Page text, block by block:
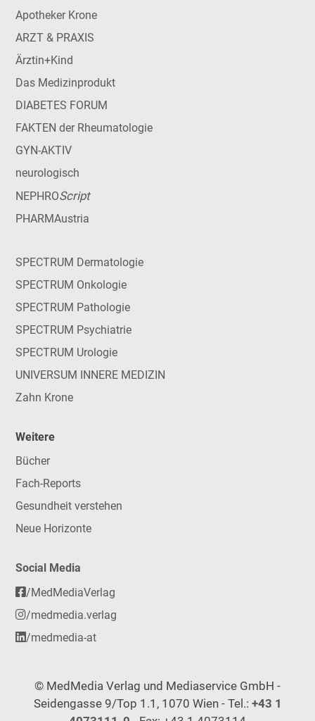
Apotheker Krone
ARZT & PRAXIS
Ärztin+Kind
Das Medizinprodukt
DIABETES FORUM
FAKTEN der Rheumatologie
GYN-AKTIV
neurologisch
NEPHROScript
PHARMAustria
SPECTRUM Dermatologie
SPECTRUM Onkologie
SPECTRUM Pathologie
SPECTRUM Psychiatrie
SPECTRUM Urologie
UNIVERSUM INNERE MEDIZIN
Zahn Krone
Weitere
Bücher
Fach-Reports
Gesundheit verstehen
Neue Horizonte
Social Media
/MedMediaVerlag
/medmedia.verlag
/medmedia-at
© MedMedia Verlag und Mediaservice GmbH -
Seidengasse 9/Top 1.1, 1070 Wien - Tel.: +43 1